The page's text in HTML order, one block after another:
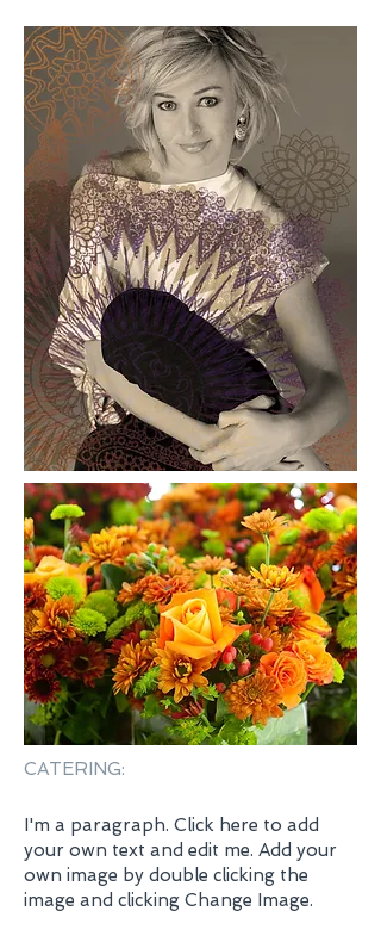
CATERING:
I'm a paragraph. Click here to add
your own text and edit me. Add your
own image by double clicking the
image and clicking Change Image.